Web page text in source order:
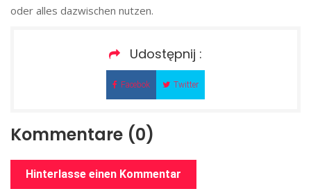
oder alles dazwischen nutzen.
Udostępnij :
Facebok Twitter
Kommentare (0)
Hinterlasse einen Kommentar